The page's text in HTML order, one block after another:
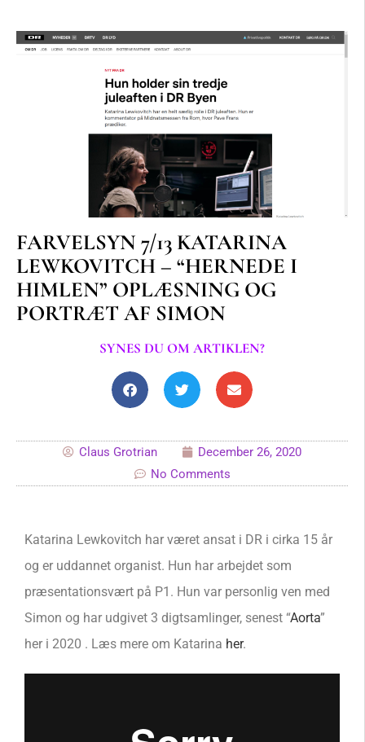
FARVELSYN 7/13 KATARINA
LEWKOVITCH – “HERNEDE I
HIMLEN” OPLÆSNING OG
PORTRÆT AF SIMON
SYNES DU OM ARTIKLEN?
Claus Grotrian
December 26, 2020
No Comments
Katarina Lewkovitch har været ansat i DR i cirka 15 år
og er uddannet organist. Hun har arbejdet som
præsentationsvært på P1. Hun var personlig ven med
Simon og har udgivet 3 digtsamlinger, senest “Aorta”
her i 2020 . Læs mere om Katarina her.